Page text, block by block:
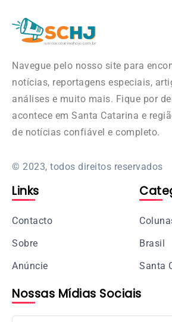
Navegue pelo nosso site para
notícias, reportagens especiais,
análises e muito mais. Fique por
acontece em Santa Catarina e
de notícias confiável e completo.
© 2023, todos direitos reservados
Links
Contacto
Sobre
Anúncie
Brasil
Santa
Nossas Mídias Sociais